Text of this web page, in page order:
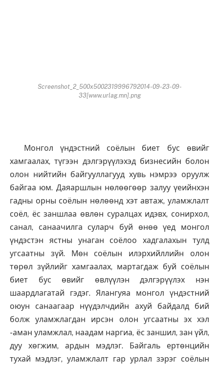
Screenshot_2_500x5002319996792014-09-23-09-
33[www.urlag.mn].png
Монгол үндэстний соёлын биет бус өвийг
хамгаалах, түгээн дэлгэрүүлэхэд бизнесийн болон
олон нийтийн байгууллагууд хувь нэмрээ оруулж
байгаа юм. Даяаршлын нөлөөгөөр залуу үеийнхэн
гадны орны соёлын нөлөөнд хэт автаж, уламжлалт
соёл, ёс заншлаа өвлөн суралцах идэвх, сонирхол,
санал, санаачилга суларч буй өнөө үед монгол
үндэстэн ястны унаган соёлоо хадгалахын тулд
угсаатны зүй. Мөн соёлын илэрхийллийн олон
төрөл зүйлийг хамгаалах, мартагдаж буй соёлын
биет бус өвийг өвлүүлэн дэлгэрүүлэх нэн
шаардлагатай гэдэг. Ялангуяа монгол үндэстний
оюун санаагаар нүүдэлчдийн ахуй байдалд бий
болж уламжлагдан ирсэн олон угсаатны эх хэл
-аман уламжлал, наадам наргиа, ёс заншил, зан үйл,
дуу хөгжим, ардын мэдлэг. Байгаль ертөнцийн
тухай мэдлэг, уламжлалт гар урлал зэрэг соёлын